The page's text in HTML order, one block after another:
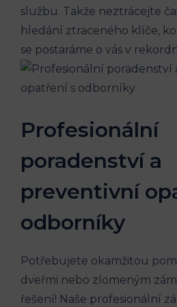
službu. Takže neztrácejte
hledání ztraceného klíče,
se postaráme o vás v
Profesionální
poradenství a
preventivní
odborníky
Potřebujete okamžitou
dveřmi nebo zlomeným
řešení! Naše profesionální